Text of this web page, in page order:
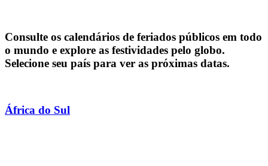
Consulte os calendários de feriados públicos em todo
o mundo e explore as festividades pelo globo.
Selecione seu país para ver as próximas datas.
África do Sul